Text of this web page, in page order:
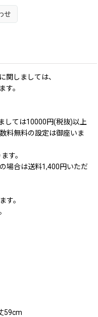
せ
関しましては、
す。
しては10000円(税抜)以上
料無料の設定は御座いま
す。
場合は送料1,400円いただ
す。
59cm